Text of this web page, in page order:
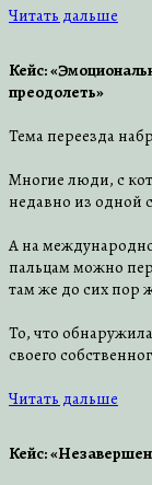
Читать дальше
Кейс:
преодолеть»
Тема переезда
Многие люди, с
недавно из одной
А на
пальцам можно
там же до сих пор
То, что
своего
Читать дальше
Кейс: